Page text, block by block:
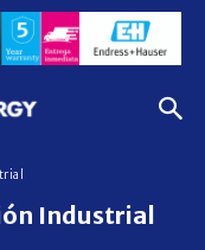
Industrial